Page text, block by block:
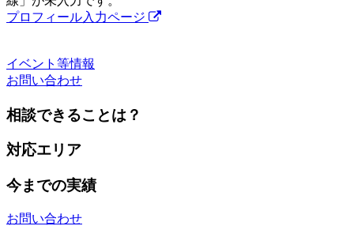
プロフィール入力ページ
イベント等情報
お問い合わせ
相談できることは？
対応エリア
今までの実績
お問い合わせ